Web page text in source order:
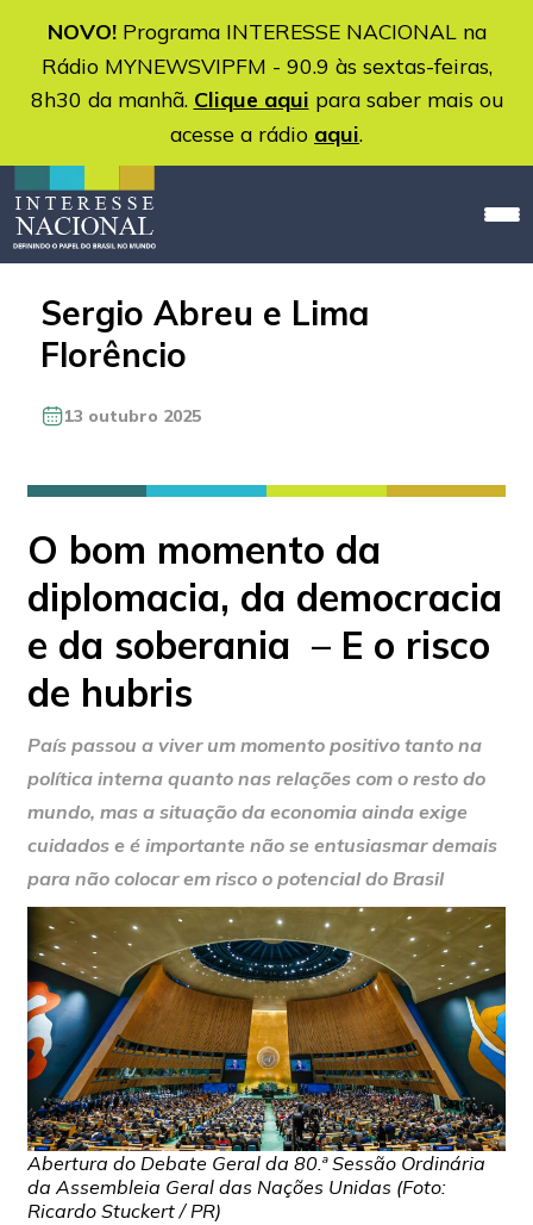
NOVO!Programa INTERESSE NACIONAL na
Rádio MYNEWSVIPFM - 90.9 às sextas-feiras,
8h30 da manhã. Clique aqui para saber mais ou
acesse a rádio aqui.
Sergio Abreu e Lima
Florêncio
13 outubro 2025
O bom momento da
diplomacia, da democracia
e da soberania – E o risco
de hubris
País passou a viver um momento positivo tanto na
política interna quanto nas relações com o resto do
mundo, mas a situação da economia ainda exige
cuidados e é importante não se entusiasmar demais
para não colocar em risco o potencial do Brasil
Abertura do Debate Geral da 80.ª Sessão Ordinária
da Assembleia Geral das Nações Unidas (Foto:
Ricardo Stuckert / PR)